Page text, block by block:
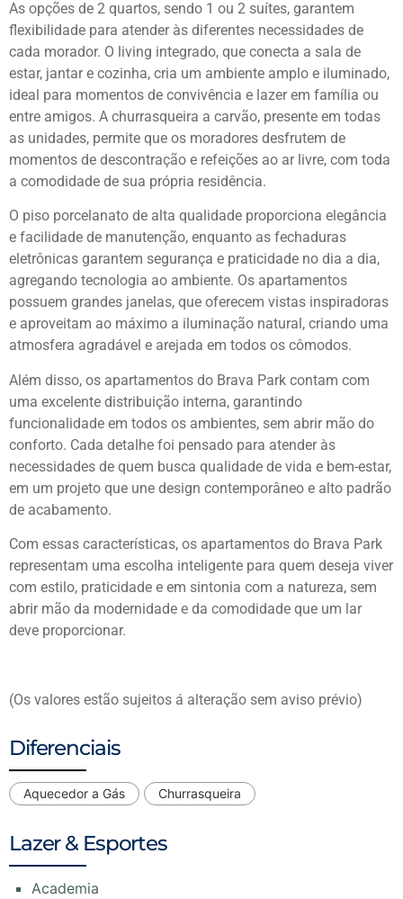
As opções de 2 quartos, sendo 1 ou 2 suítes, garantem
flexibilidade para atender às diferentes necessidades de
cada morador. O living integrado, que conecta a sala de
estar, jantar e cozinha, cria um ambiente amplo e iluminado,
ideal para momentos de convivência e lazer em família ou
entre amigos. A churrasqueira a carvão, presente em todas
as unidades, permite que os moradores desfrutem de
momentos de descontração e refeições ao ar livre, com toda
a comodidade de sua própria residência.
O piso porcelanato de alta qualidade proporciona elegância
e facilidade de manutenção, enquanto as fechaduras
eletrônicas garantem segurança e praticidade no dia a dia,
agregando tecnologia ao ambiente. Os apartamentos
possuem grandes janelas, que oferecem vistas inspiradoras
e aproveitam ao máximo a iluminação natural, criando uma
atmosfera agradável e arejada em todos os cômodos.
Além disso, os apartamentos do Brava Park contam com
uma excelente distribuição interna, garantindo
funcionalidade em todos os ambientes, sem abrir mão do
conforto. Cada detalhe foi pensado para atender às
necessidades de quem busca qualidade de vida e bem-estar,
em um projeto que une design contemporâneo e alto padrão
de acabamento.
Com essas características, os apartamentos do Brava Park
representam uma escolha inteligente para quem deseja viver
com estilo, praticidade e em sintonia com a natureza, sem
abrir mão da modernidade e da comodidade que um lar
deve proporcionar.
(Os valores estão sujeitos á alteração sem aviso prévio)
Diferenciais
Aquecedor a Gás Churrasqueira
Lazer & Esportes
Academia